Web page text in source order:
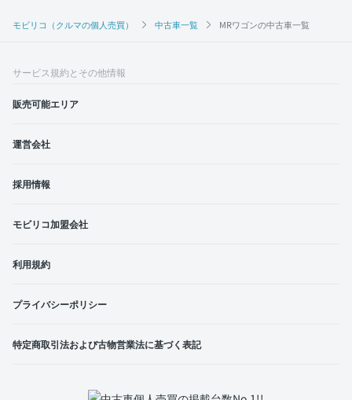
モビリコ（クルマの個人売買） 中古車一覧 MRワゴンの中古車一覧
サービス規約とその他情報
販売可能エリア
運営会社
採用情報
モビリコ加盟会社
利用規約
プライバシーポリシー
特定商取引法および古物営業法に基づく表記